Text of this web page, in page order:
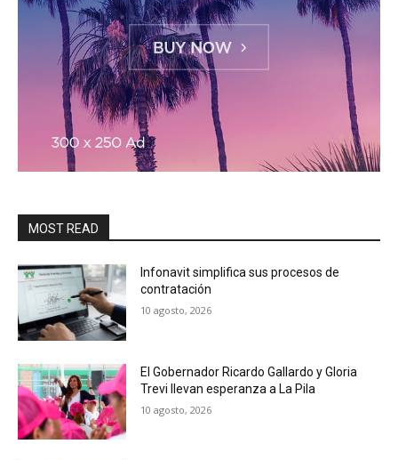
MOST READ
Infonavit simplifica sus procesos de
contratación
10 agosto, 2026
El Gobernador Ricardo Gallardo y Gloria
Trevi llevan esperanza a La Pila
10 agosto, 2026